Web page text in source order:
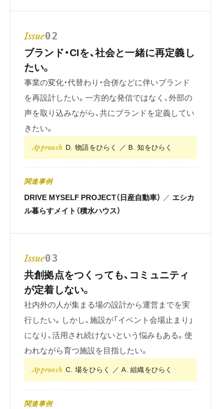
Issue02
ブランド・CIを、社会と一緒に再定義し
たい。
事業の変化・代替わり・合併などに伴いブランド
を再設計したい。一方的な発信ではなく、外部の
声を取り込みながら、共にブランドを定義してい
きたい。
Approach D. 物語をひらく ／ B. 知をひらく
関連事例
DRIVE MYSELF PROJECT（日産自動車） ／ エシカ
ル暮らすメイト（積水ハウス）
Issue03
共創拠点をつくっても、コミュニティ
が定着しない。
社内外の人が集まる場の設計から運営までを実
行したい。しかし、施設が「イベント会場止まり」
になり、活用され続けないという悩みもある。使
われながら育つ施設を目指したい。
Approach C. 場をひらく ／ A. 組織をひらく
関連事例